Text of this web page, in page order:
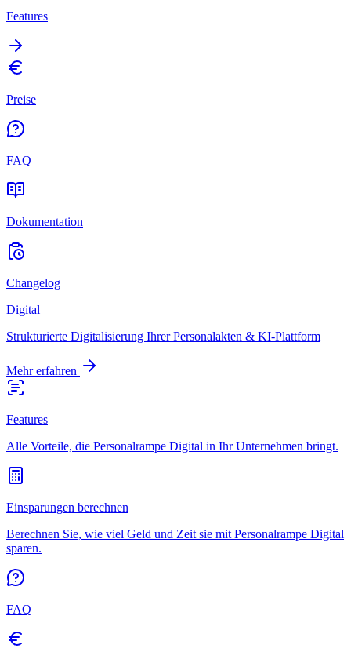
Features
Preise
FAQ
Dokumentation
Changelog
Digital
Strukturierte Digitalisierung Ihrer Personalakten & KI-Plattform
Mehr erfahren
Features
Alle Vorteile, die Personalrampe Digital in Ihr Unternehmen bringt.
Einsparungen berechnen
Berechnen Sie, wie viel Geld und Zeit sie mit Personalrampe Digital
sparen.
FAQ